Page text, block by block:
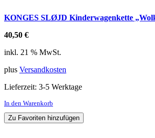
KONGES SLØJD Kinderwagenkette
40,50 €
inkl. 21 % MwSt.
plus Versandkosten
Lieferzeit: 3-5 Werktage
In den Warenkorb
Zu Favoriten hinzufügen